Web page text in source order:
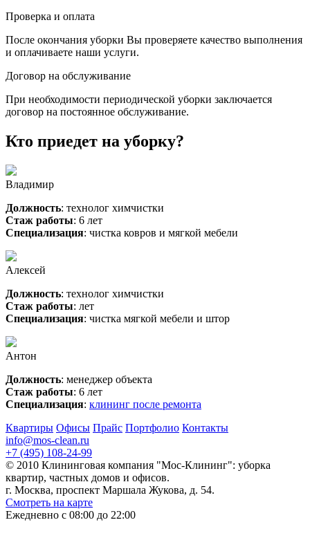
Проверка и оплата
После окончания уборки Вы проверяете качество выполнения
и оплачиваете наши услуги.
Договор на обслуживание
При необходимости периодической уборки заключается
договор на постоянное обслуживание.
Кто приедет на уборку?
Владимир
Должность: технолог химчистки
Стаж работы: 6 лет
Специализация: чистка ковров и мягкой мебели
Алексей
Должность: технолог химчистки
Стаж работы: лет
Специализация: чистка мягкой мебели и штор
Антон
Должность: менеджер объекта
Стаж работы: 6 лет
Специализация: клининг после ремонта
Квартиры Офисы Прайс Портфолио Контакты
info@mos-clean.ru
+7 (495) 108-24-99
© 2010 Клининговая компания "Мос-Клининг": уборка
квартир, частных домов и офисов.
г. Москва, проспект Маршала Жукова, д. 54.
Смотреть на карте
Ежедневно с 08:00 до 22:00